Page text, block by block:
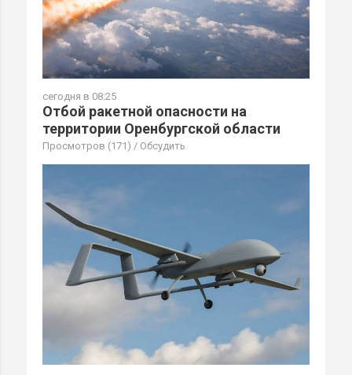
сегодня в 08:25
Отбой ракетной опасности на
территории Оренбургской области
Просмотров (171) / Обсудить